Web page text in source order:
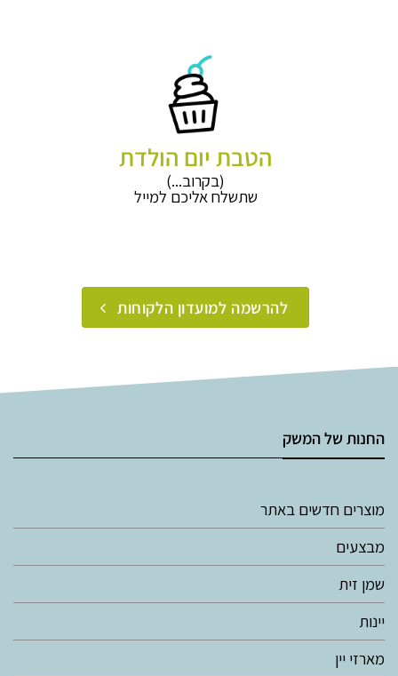
הטבת יום הולדת
(בקרוב...)
שתשלח אליכם למייל
להרשמה למועדון הלקוחות
החנות של המשק
מוצרים חדשים באתר
מבצעים
שמן זית
יינות
מארזי יין